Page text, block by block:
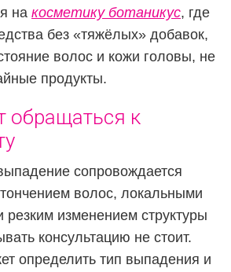
на косметику ботаникус, где
без «тяжёлых» добавок,
волос и кожи головы, не
продукты.
обращаться к
сопровождается
волос, локальными
изменением структуры
консультацию не стоит.
определить тип выпадения и